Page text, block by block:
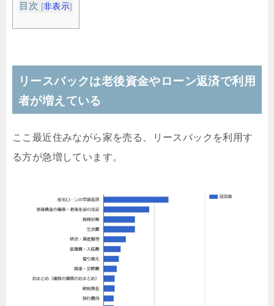
目次 [非表示]
リースバックは老後資金やローン返済で利用
者が増えている
ここ最近住みながら家を売る、リースバックを利用す
る方が急増しています。